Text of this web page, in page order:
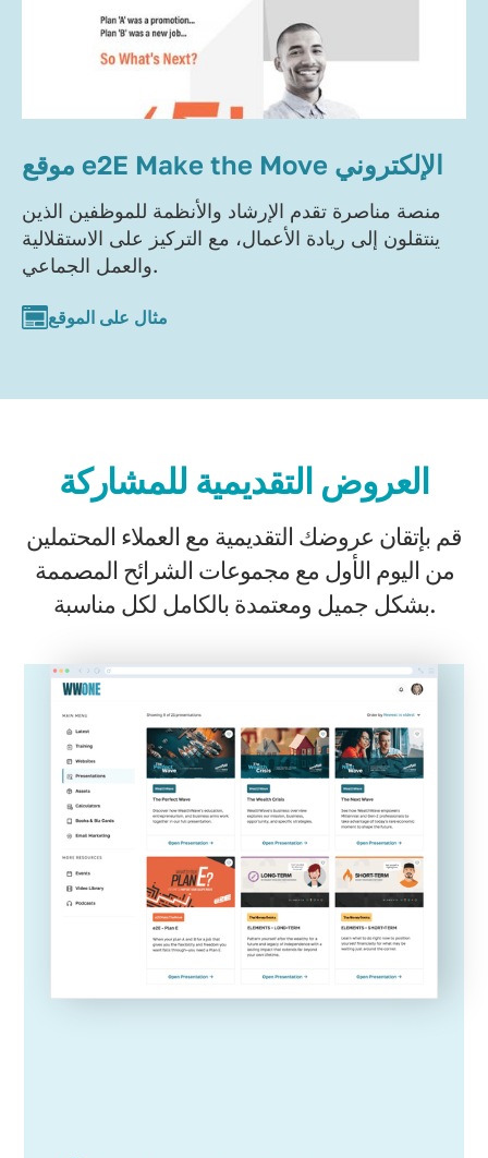
موقع e2E Make the Move الإلكتروني
منصة مناصرة تقدم الإرشاد والأنظمة للموظفين الذين
ينتقلون إلى ريادة الأعمال، مع التركيز على الاستقلالية
والعمل الجماعي.
مثال على الموقع
العروض التقديمية للمشاركة
قم بإتقان عروضك التقديمية مع العملاء المحتملين
من اليوم الأول مع مجموعات الشرائح المصممة
بشكل جميل ومعتمدة بالكامل لكل مناسبة.